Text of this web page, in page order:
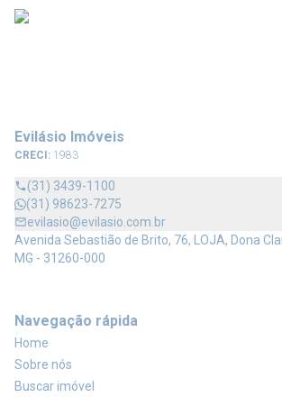
Evilásio Imóveis
CRECI: 1983
(31) 3439-1100
(31) 98623-7275
evilasio@evilasio.com.br
Avenida Sebastião de Brito, 76, LOJA, Dona
MG - 31260-000
Navegação rápida
Home
Sobre nós
Buscar imóvel